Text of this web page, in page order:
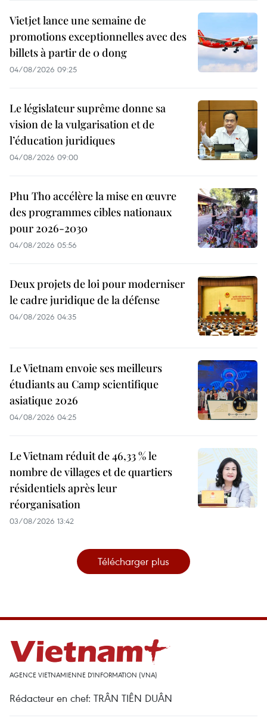
Vietjet lance une semaine de
promotions exceptionnelles avec des
billets à partir de 0 dong
04/08/2026 09:25
Le législateur suprême donne sa
vision de la vulgarisation et de
l’éducation juridiques
04/08/2026 09:00
Phu Tho accélère la mise en œuvre
des programmes cibles nationaux
pour 2026-2030
04/08/2026 05:56
Deux projets de loi pour moderniser
le cadre juridique de la défense
04/08/2026 04:35
Le Vietnam envoie ses meilleurs
étudiants au Camp scientifique
asiatique 2026
04/08/2026 04:25
Le Vietnam réduit de 46,33 % le
nombre de villages et de quartiers
résidentiels après leur
réorganisation
03/08/2026 13:42
Télécharger plus
AGENCE VIETNAMIENNE D'INFORMATION (VNA)
Rédacteur en chef: TRÂN TIÊN DUÂN